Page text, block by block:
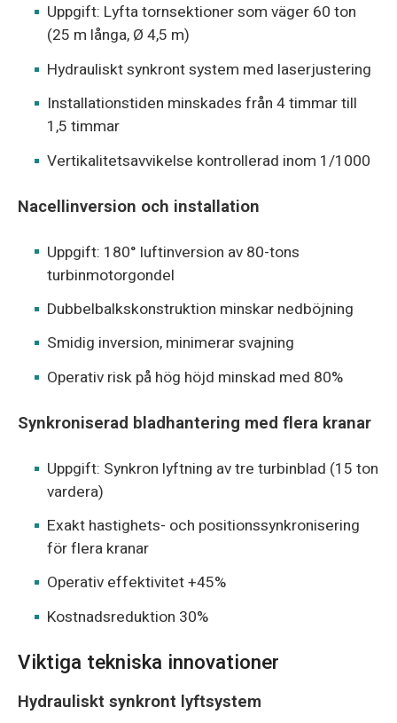
Uppgift: Lyfta tornsektioner som väger 60 ton
(25 m långa, Ø 4,5 m)
Hydrauliskt synkront system med laserjustering
Installationstiden minskades från 4 timmar till
1,5 timmar
Vertikalitetsavvikelse kontrollerad inom 1/1000
Nacellinversion och installation
Uppgift: 180° luftinversion av 80-tons
turbinmotorgondel
Dubbelbalkskonstruktion minskar nedböjning
Smidig inversion, minimerar svajning
Operativ risk på hög höjd minskad med 80%
Synkroniserad bladhantering med flera kranar
Uppgift: Synkron lyftning av tre turbinblad (15 ton
vardera)
Exakt hastighets- och positionssynkronisering
för flera kranar
Operativ effektivitet +45%
Kostnadsreduktion 30%
Viktiga tekniska innovationer
Hydrauliskt synkront lyftsystem